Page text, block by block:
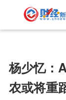
杨少忆：
农或将重